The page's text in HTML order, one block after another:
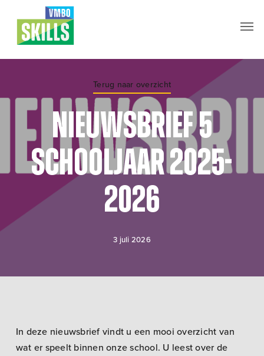
Nieuwsbrief 5
schooljaar 2025-
2026
3 juli 2026
In deze nieuwsbrief vindt u een mooi overzicht van
wat er speelt binnen onze school. U leest over de
Terug naar overzicht